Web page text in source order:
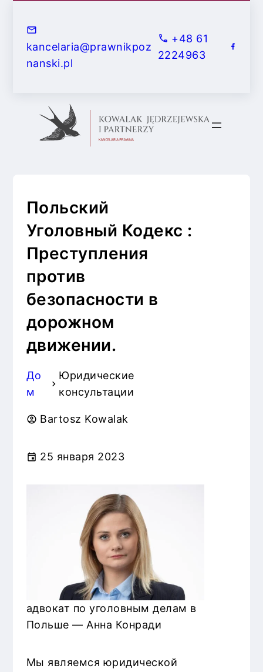
kancelaria@prawnikpoz
nanski.pl
+48 61
2224963
Польский
Уголовный Кодекс :
Преступления
против
безопасности в
дорожном
движении.
До
м
Юридические
консультации
Bartosz Kowalak
25 января 2023
адвокат по уголовным делам в
Польше — Анна Конради
Мы являемся юридической